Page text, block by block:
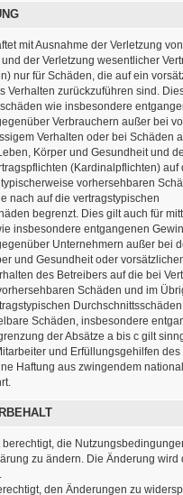
mit Ausnahme der Verletzung
der Verletzung wesentlicher
nur für Schäden, die auf ein
Verhalten zurückzuführen sind.
wie insbesondere
Verbrauchern außer bei
Verhalten oder bei Schäden
Körper und Gesundheit und
(Kardinalpflichten) auf
vorhersehbaren
nach auf die vertragstypischen
begrenzt. Dies gilt auch für
insbesondere entgangenen
Unternehmern außer bei
und Gesundheit oder
des Betreibers auf die bei
Schäden und im
Schäden, insbesondere
der Absätze a bis c gilt
und Erfüllungsgehilfen des
Haftung aus zwingendem
berechtigt, die
zu ändern. Die Änderung wird
den Änderungen zu